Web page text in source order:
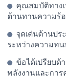
คุณสมบัติทาง
ต้านทานความร้
จุดเด่นด้านปร
ระหว่างความท
ข้อได้เปรียบด้
พลังงานและกา